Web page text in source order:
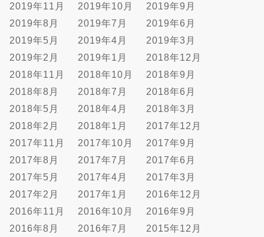
2019年11月
2019年10月
2019年9月
2019年8月
2019年7月
2019年6月
2019年5月
2019年4月
2019年3月
2019年2月
2019年1月
2018年12月
2018年11月
2018年10月
2018年9月
2018年8月
2018年7月
2018年6月
2018年5月
2018年4月
2018年3月
2018年2月
2018年1月
2017年12月
2017年11月
2017年10月
2017年9月
2017年8月
2017年7月
2017年6月
2017年5月
2017年4月
2017年3月
2017年2月
2017年1月
2016年12月
2016年11月
2016年10月
2016年9月
2016年8月
2016年7月
2015年12月